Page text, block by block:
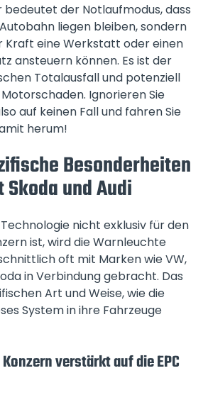
bedeutet der Notlaufmodus, dass
liegen bleiben, sondern
Kraft eine Werkstatt oder einen
ansteuern können. Es ist der
Totalausfall und potenziell
Ignorieren Sie
auf keinen Fall und fahren Sie
herum!
Besonderheiten
Skoda und Audi
nicht exklusiv für den
ist, wird die Warnleuchte
oft mit Marken wie VW,
in Verbindung gebracht. Das
Art und Weise, wie die
System in ihre Fahrzeuge
verstärkt auf die EPC